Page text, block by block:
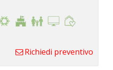
Richiedi preventivo